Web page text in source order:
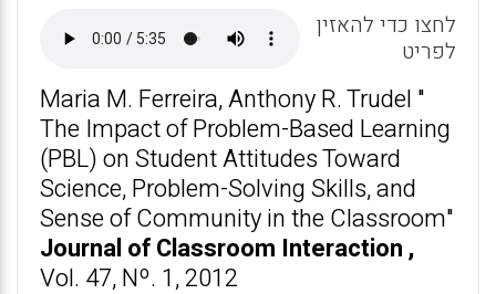
p
o
k
לחצו כדי להאזין
לפריט
Maria M. Ferreira, Anthony R. Trudel "
The Impact of Problem-Based Learning
(PBL) on Student Attitudes Toward
Science, Problem-Solving Skills, and
Sense of Community in the Classroom"
Journal of Classroom Interaction ,
Vol. 47, Nº. 1, 2012